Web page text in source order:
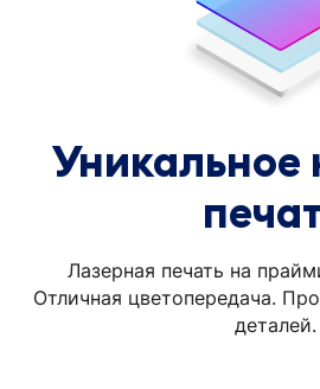
Уникальное
Лазерная печать на
Отличная цветопередача.
деталей.